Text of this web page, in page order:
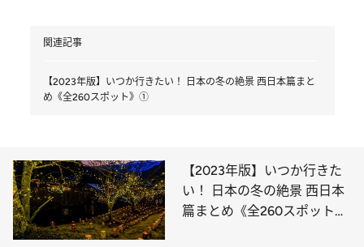
関連記事
【2023年版】いつか行きたい！ 日本の冬の絶景 西日本篇まと
め《全260スポット》①
【2023年版】いつか行きた
い！ 日本の冬の絶景 西日本
篇まとめ《全260スポット》